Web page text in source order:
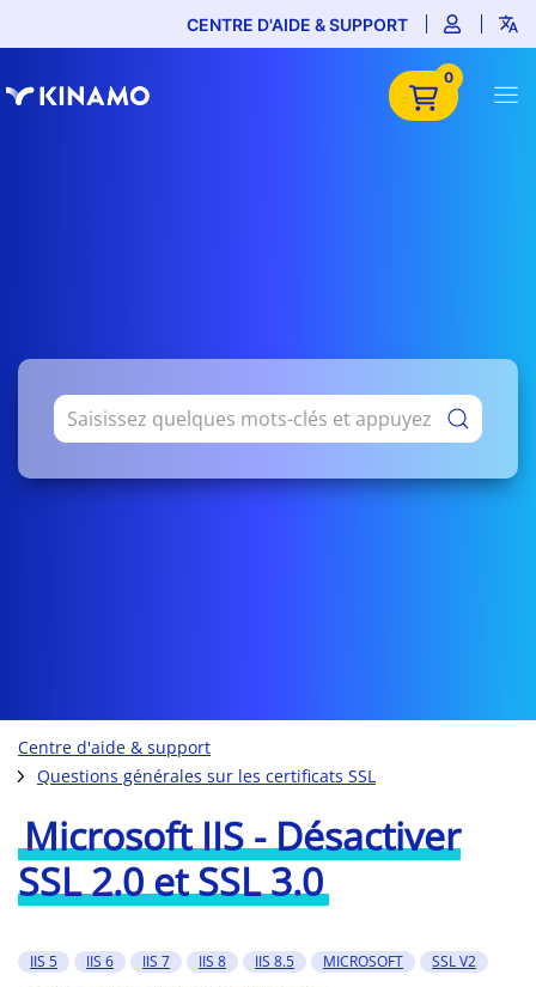
CENTRE D'AIDE & SUPPORT
0
Centre d'aide & support
Questions générales sur les certificats SSL
Microsoft IIS - Désactiver
SSL 2.0 et SSL 3.0
IIS 5 IIS 6 IIS 7 IIS 8 IIS 8.5 MICROSOFT
SSL V2